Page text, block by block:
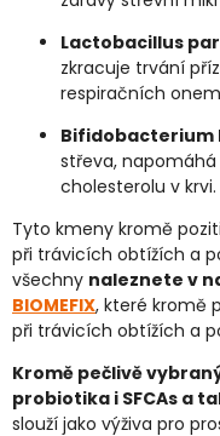
Lactobacillus
zkracuje trvání
respiračních
Bifidobacterium
střeva,
cholesterolu v krvi.
Tyto kmeny kromě
při trávicích obtížích a
všechny naleznete v
BIOMEFIX, které kromě
při trávicích obtížích a
Kromě pečlivě
probiotika i SFCAs a
slouží jako výživa pro